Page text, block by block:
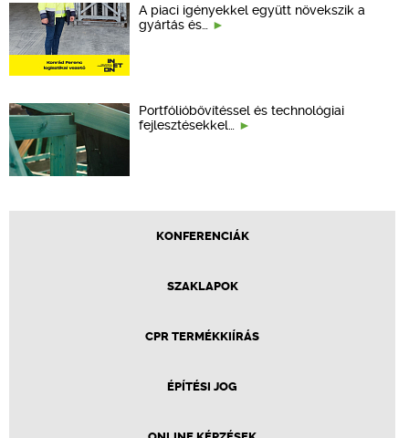
A piaci igényekkel együtt növekszik a
gyártás és…
Portfólióbővítéssel és technológiai
fejlesztésekkel…
KONFERENCIÁK
SZAKLAPOK
CPR TERMÉKKIÍRÁS
ÉPÍTÉSI JOG